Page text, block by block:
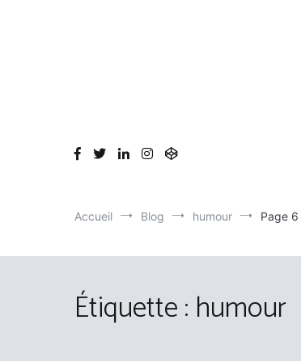
Accueil Blog humour Page 6
Étiquette : humour